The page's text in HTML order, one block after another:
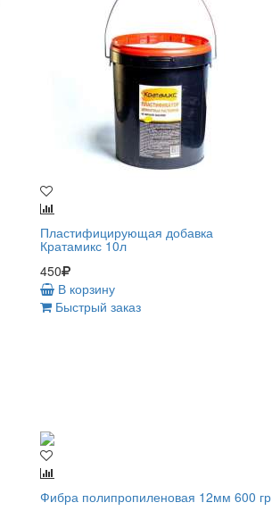
Пластифицирующая добавка
Кратамикс 10л
450
В корзину
Быстрый заказ
Фибра полипропиленовая 12мм 600 гр